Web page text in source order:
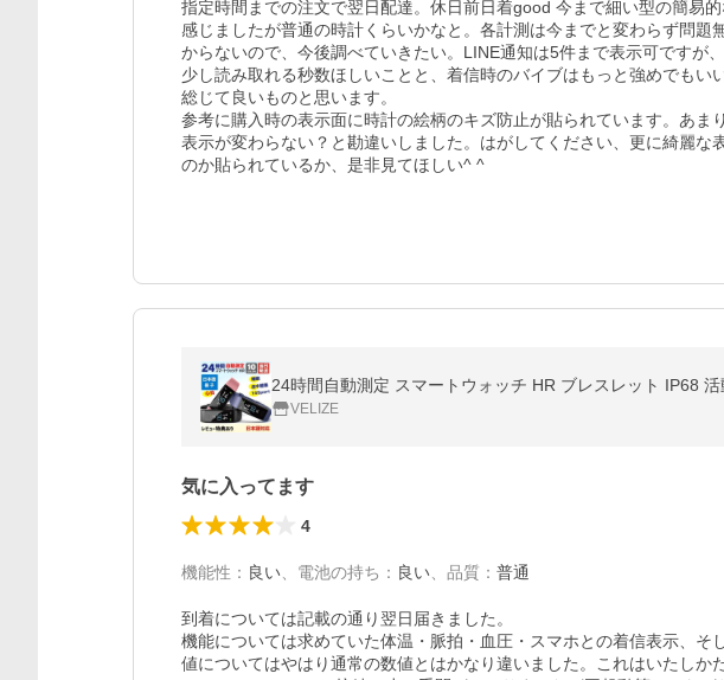
指定時間までの注文で翌日配達。休日前日着good 今まで細い型の簡易
感じましたが普通の時計くらいかなと。各計測は今までと変わらず問題
からないので、今後調べていきたい。LINE通知は5件まで表示可ですが
少し読み取れる秒数ほしいことと、着信時のバイブはもっと強めでもい
総じて良いものと思います。
参考に購入時の表示面に時計の絵柄のキズ防止が貼られています。あま
表示が変わらない？と勘違いしました。はがしてください、更に綺麗な
のか貼られているか、是非見てほしい^ ^
24時間自動測定 スマートウォッチ HR ブレスレット IP68
VELIZE
気に入ってます
4
機能性 ： 良い 電池の持ち ： 良い 品質 ： 普通
到着については記載の通り翌日届きました。
機能については求めていた体温・脈拍・血圧・スマホとの着信表示、そ
値についてはやはり通常の数値とはかなり違いました。これはいたしか